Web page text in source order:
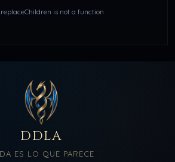
is not a function
DDLA
ES LO QUE PARECE